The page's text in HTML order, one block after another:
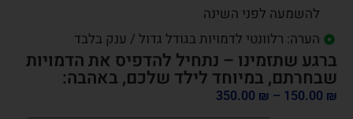
להשמעה לפני השינה
הערה: רלוונטי לדמויות בגודל גדול / ענק בלבד
ברגע שתזמינו – נתחיל להדפיס את הדמויות
שבחרתם, במיוחד לילד שלכם, באהבה:
150.00 ₪
–
350.00 ₪